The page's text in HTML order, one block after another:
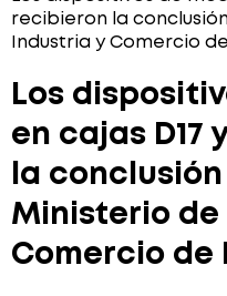
NUESTROS
SOFTWARE
DISPOSITIVOS
MEDIDORES DE
MEDIDORES DE
MEDIDORES DE
MEDIDORES DE
PRODUCCIÓN
CONTACTOS
recibieron la
Industria y Comercio
Los
en cajas D17
la
Ministerio de
Comercio de